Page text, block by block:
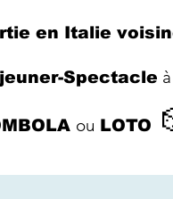
en Italie voisin
Spectacle à
ou LOTO